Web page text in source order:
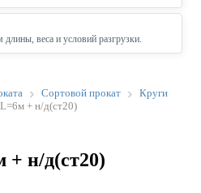
веса и условий разгрузки.
Сортовой прокат
Круги
+ н/д(ст20)
+ н/д(ст20)